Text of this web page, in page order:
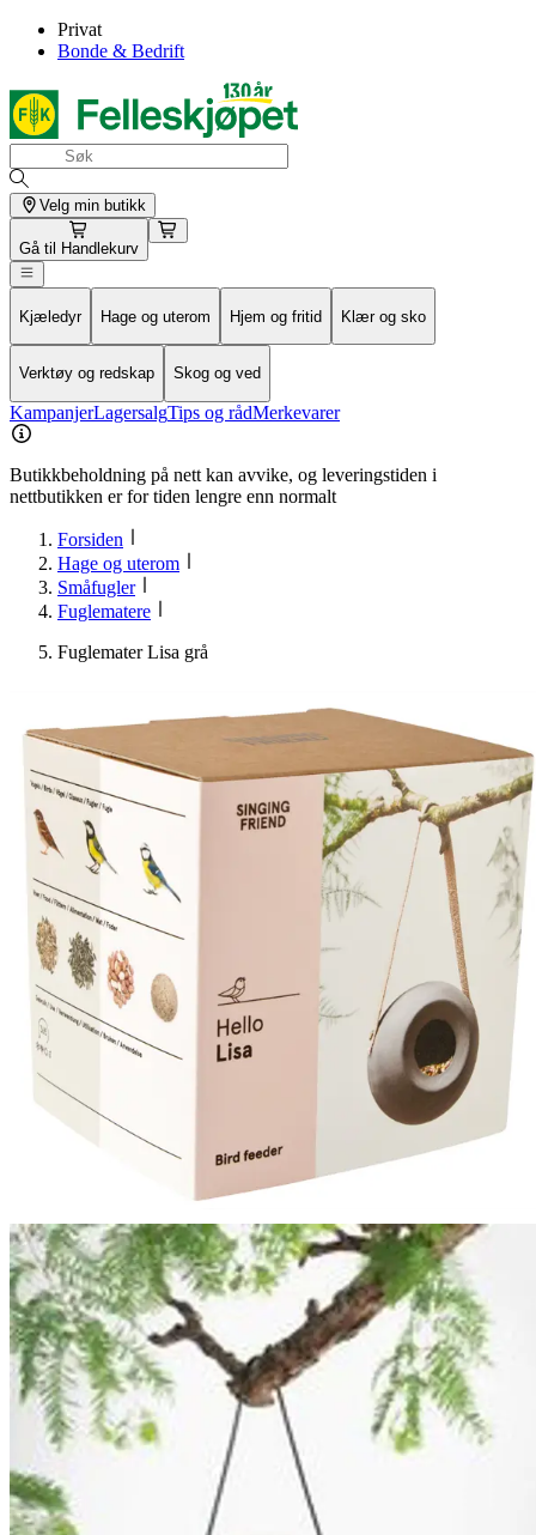
Privat
Bonde & Bedrift
Velg min butikk
Gå til Handlekurv
Kjæledyr Hage og uterom Hjem og fritid Klær og sko
Verktøy og redskap Skog og ved
KampanjerLagersalgTips og rådMerkevarer
Butikkbeholdning på nett kan avvike, og leveringstiden i
nettbutikken er for tiden lengre enn normalt
Forsiden
Hage og uterom
Småfugler
Fuglematere
Fuglemater Lisa grå